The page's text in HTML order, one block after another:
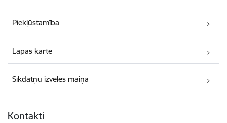
Piekļūstamība
Lapas karte
Sīkdatņu izvēles maiņa
Kontakti